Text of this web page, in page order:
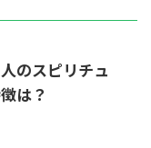
のスピリチュ
は？